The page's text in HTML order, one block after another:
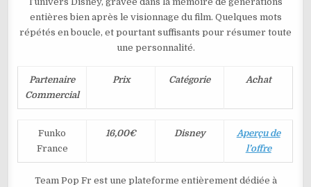
entières bien après le visionnage du film. Quelques mots
répétés en boucle, et pourtant suffisants pour résumer toute
une personnalité.
Partenaire
Commercial
Prix Catégorie Achat
Funko
France
16,00€ Disney
Aperçu de
l’offre
Team Pop Fr est une plateforme entièrement dédiée à